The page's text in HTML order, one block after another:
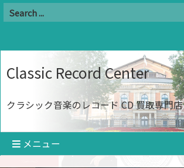
Classic Record Center
クラシック音楽のレコード CD 買取専門店
メニュー